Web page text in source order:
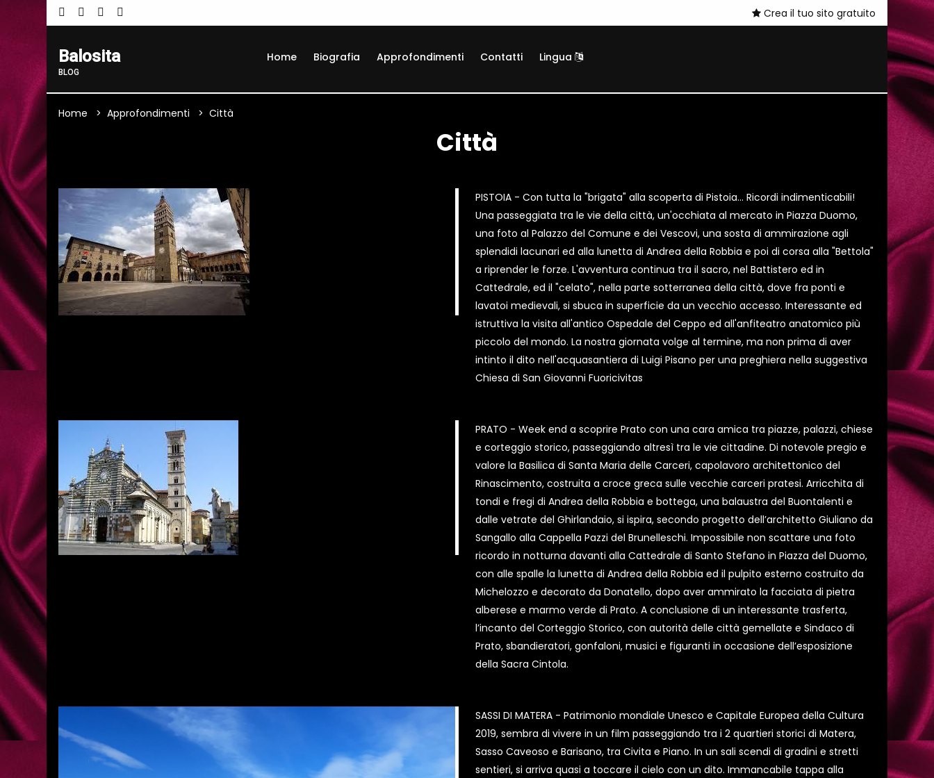
Crea il tuo sito gratuito
Balosita
BLOG
Home Biografia Approfondimenti Contatti Lingua
Home Approfondimenti Città
Città
PISTOIA - Con tutta la "brigata" alla scoperta di Pistoia... Ricordi indimenticabili!
Una passeggiata tra le vie della città, un'occhiata al mercato in Piazza Duomo,
una foto al Palazzo del Comune e dei Vescovi, una sosta di ammirazione agli
splendidi lacunari ed alla lunetta di Andrea della Robbia e poi di corsa alla "Bettola"
a riprender le forze. L'avventura continua tra il sacro, nel Battistero ed in
Cattedrale, ed il "celato", nella parte sotterranea della città, dove fra ponti e
lavatoi medievali, si sbuca in superficie da un vecchio accesso. Interessante ed
istruttiva la visita all'antico Ospedale del Ceppo ed all'anfiteatro anatomico più
piccolo del mondo. La nostra giornata volge al termine, ma non prima di aver
intinto il dito nell'acquasantiera di Luigi Pisano per una preghiera nella suggestiva
Chiesa di San Giovanni Fuoricivitas
PRATO - Week end a scoprire Prato con una cara amica tra piazze, palazzi, chiese
e corteggio storico, passeggiando altresì tra le vie cittadine. Di notevole pregio e
valore la Basilica di Santa Maria delle Carceri, capolavoro architettonico del
Rinascimento, costruita a croce greca sulle vecchie carceri pratesi. Arricchita di
tondi e fregi di Andrea della Robbia e bottega, una balaustra del Buontalenti e
dalle vetrate del Ghirlandaio, si ispira, secondo progetto dell’architetto Giuliano da
Sangallo alla Cappella Pazzi del Brunelleschi. Impossibile non scattare una foto
ricordo in notturna davanti alla Cattedrale di Santo Stefano in Piazza del Duomo,
con alle spalle la lunetta di Andrea della Robbia ed il pulpito esterno costruito da
Michelozzo e decorato da Donatello, dopo aver ammirato la facciata di pietra
alberese e marmo verde di Prato. A conclusione di un interessante trasferta,
l’incanto del Corteggio Storico, con autorità delle città gemellate e Sindaco di
Prato, sbandieratori, gonfaloni, musici e figuranti in occasione dell’esposizione
della Sacra Cintola.
SASSI DI MATERA - Patrimonio mondiale Unesco e Capitale Europea della Cultura
2019, sembra di vivere in un film passeggiando tra i 2 quartieri storici di Matera,
Sasso Caveoso e Barisano, tra Civita e Piano. In un sali scendi di gradini e stretti
sentieri, si arriva quasi a toccare il cielo con un dito. Immancabile tappa alla